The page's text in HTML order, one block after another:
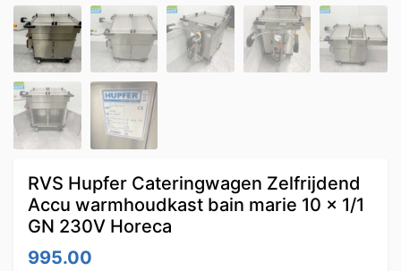
RVS Hupfer Cateringwagen Zelfrijdend
Accu warmhoudkast bain marie 10 x 1/1
GN 230V Horeca
995.00